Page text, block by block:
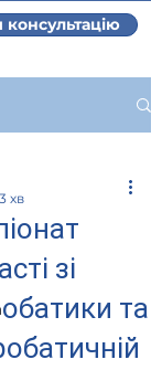
зі
та
хв